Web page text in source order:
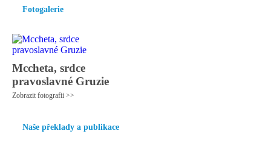
Fotogalerie
Mccheta, srdce
pravoslavné Gruzie
Zobrazit fotografii >>
Naše překlady a publikace